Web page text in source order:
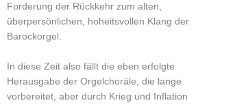
Forderung der Rückkehr zum alten,
überpersönlichen, hoheitsvollen Klang der
Barockorgel.
In diese Zeit also fällt die eben erfolgte
Herausgabe der Orgelchoräle, die lange
vorbereitet, aber durch Krieg und Inflation